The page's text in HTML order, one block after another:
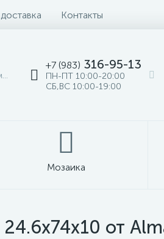
Контакты
+7 (983) 316-95-13
ПН-ПТ 10:00-20:00
СБ,ВС 10:00-19:00
Мозаика
от